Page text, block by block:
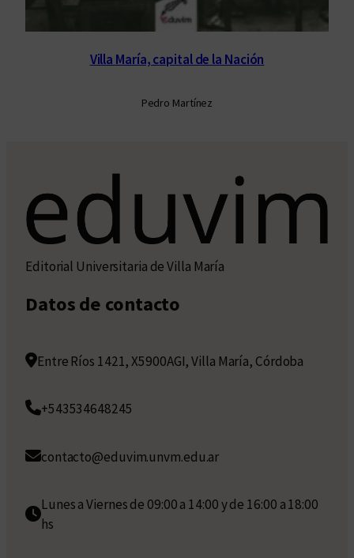
Villa María, capital de la Nación
Pedro Martínez
Editorial Universitaria de Villa María
Datos de contacto
Entre Ríos 1421, X5900AGI, Villa María, Córdoba
+543534648245
contacto@eduvim.unvm.edu.ar
Lunes a Viernes de 09:00 a 14:00 y de 16:00 a 18:00
hs